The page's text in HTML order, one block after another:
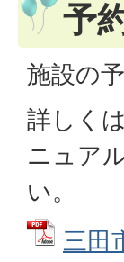
予
施設の
詳しく
ニュア
い。
三田